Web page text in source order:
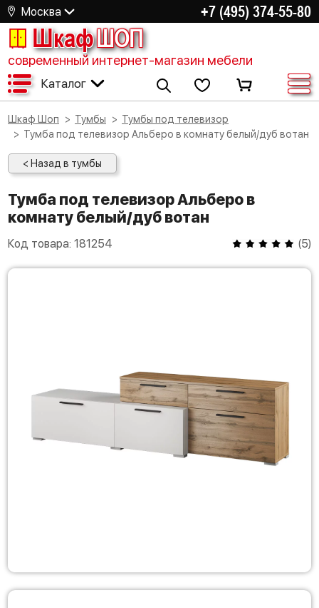
Москва +7 (495) 374-55-80
ШкафШОП
современный интернет-магазин мебели
Каталог
Шкаф Шоп Тумбы
Тумбы под телевизор
Тумба под телевизор Альберо в комнату белый/дуб вотан
< Назад в тумбы
Тумба под телевизор Альберо в
комнату белый/дуб вотан
Код товара: 181254 (5)